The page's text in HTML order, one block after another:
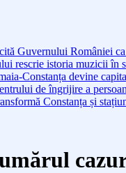
Guvernului României
rescrie istoria muzicii
Constanța devine
de îngrijire a
Constanța și